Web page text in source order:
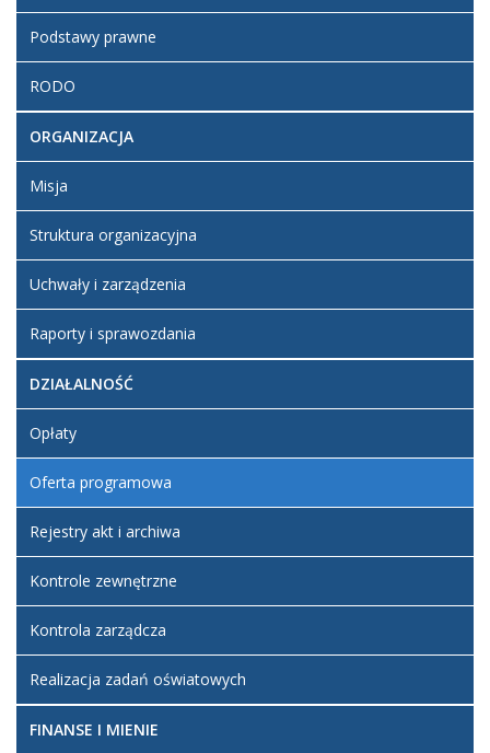
Podstawy prawne
RODO
ORGANIZACJA
Misja
Struktura organizacyjna
Uchwały i zarządzenia
Raporty i sprawozdania
DZIAŁALNOŚĆ
Opłaty
Oferta programowa
Rejestry akt i archiwa
Kontrole zewnętrzne
Kontrola zarządcza
Realizacja zadań oświatowych
FINANSE I MIENIE